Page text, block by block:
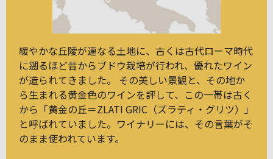
緩やかな丘陵が連なる土地に、古くは古代ローマ時代
に遡るほど昔からブドウ栽培が行われ、優れたワイン
が造られてきました。 その美しい景観と、その地か
ら生まれる黄金色のワインを評して、この一帯は古く
から「黄金の丘＝ZLATI GRIC（ズラティ・グリツ）」
と呼ばれていました。ワイナリーには、その言葉がそ
のまま使われています。